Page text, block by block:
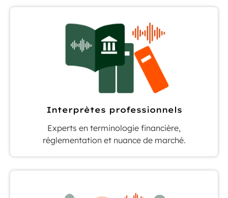
Interprètes professionnels
Experts en terminologie financière,
réglementation et nuance de marché.